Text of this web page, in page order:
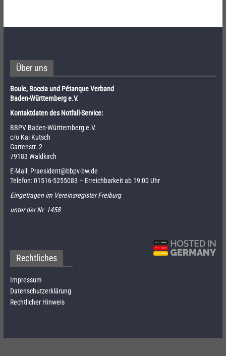
Über uns
Boule, Boccia und Pétanque Verband
Baden-Württemberg e.V.
Kontaktdaten des Notfall-Service:
BBPV Baden-Württemberg e.V.
c/o Kai Kutsch
Gartenstr. 2
79183 Waldkirch
E-Mail: Praesident@bbpv-bw.de
Telefon:01516-5255083 – Erreichbarkeit ab 19:00 Uhr
Eingetragen im Vereinsregister Freiburg
unter der Nr. 1458
Rechtliches
Impressum
Datenschutzerklärung
Rechtlicher Hinweis